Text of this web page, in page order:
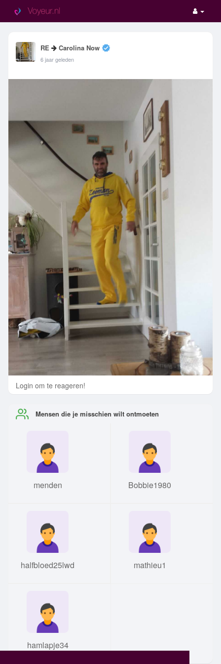
RE Carolina Now
6 jaar geleden
Login om te reageren!
Mensen die je misschien wilt ontmoeten
menden Bobbie1980
halfbloed25lwd mathieu1
hamlapje34